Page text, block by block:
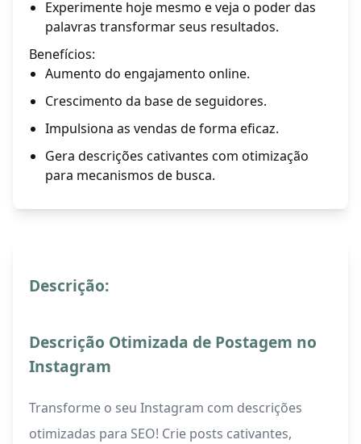
Experimente hoje mesmo e veja o poder das
palavras transformar seus resultados.
Benefícios:
Aumento do engajamento online.
Crescimento da base de seguidores.
Impulsiona as vendas de forma eficaz.
Gera descrições cativantes com otimização
para mecanismos de busca.
Descrição:
Descrição Otimizada de Postagem no
Instagram
Transforme o seu Instagram com descrições
otimizadas para SEO! Crie posts cativantes,